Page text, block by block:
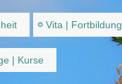
Vita | Fortbildung
| Kurse